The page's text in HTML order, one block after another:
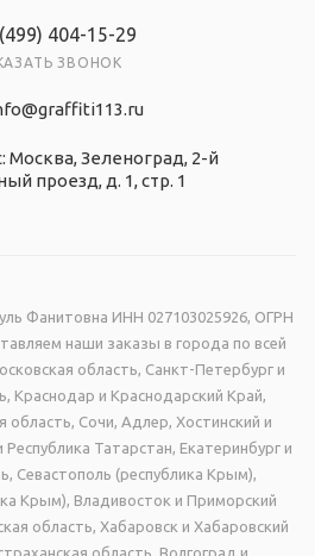
404-15-29
ЗВОНОК
Москва, Зеленоград, 2-й
проезд, д. 1, стр. 1
Фанитовна ИНН 027103025926, ОГРН
наши заказы в города по всей
область, Санкт-Петербург и
Краснодар и Краснодарский Край,
Сочи, Адлер, Хостинский и
Татарстан, Екатеринбург и
Севастополь (республика Крым),
Крым), Владивосток и Приморский
область, Хабаровск и Хабаровский
область, Волгоград и